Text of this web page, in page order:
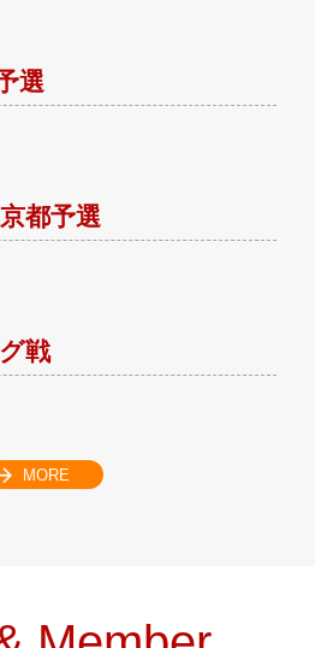
選
都予選
戦
MORE